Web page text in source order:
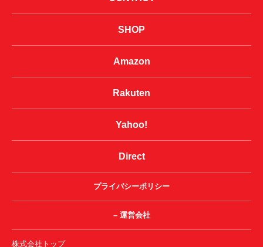
SHOP
Amazon
Rakuten
Yahoo!
Direct
プライバシーポリシー
– 運営会社
株式会社トップ